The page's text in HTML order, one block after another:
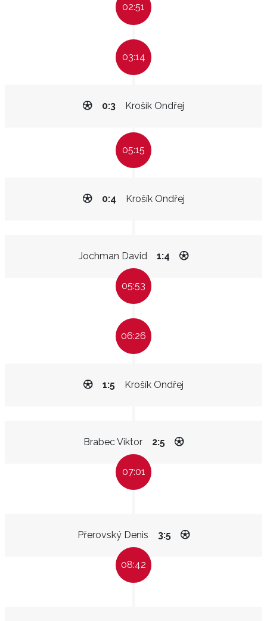
02:51
03:14
Krošík Ondřej
0:3
05:15
Krošík Ondřej
0:4
Jochman David 1:4
05:53
06:26
Krošík Ondřej
1:5
Brabec Viktor 2:5
07:01
Přerovský Denis 3:5
08:42